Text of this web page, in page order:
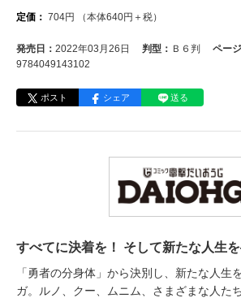
定価： 704円 （本体640円＋税）
発売日： 2022年03月26日 判型： Ｂ６判 ペー
9784049143102
ポスト シェア 送る
すべてに決着を！ そして新たな人生
「勇者の分身体」から決別し、新たな人生
ガ。ルノ、クー、ムニム、さまざまな人た